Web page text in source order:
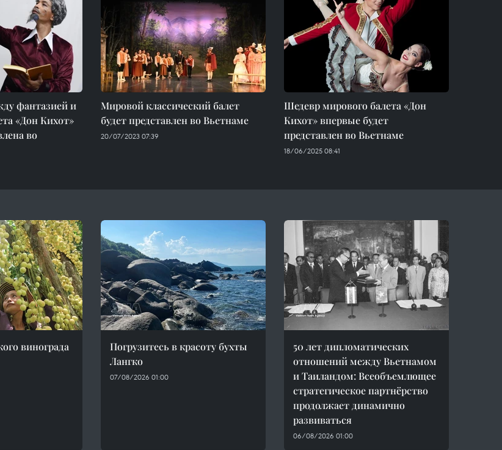
фантазией и
«Дон Кихот»
во
Мировой классический балет
будет представлен во Вьетнаме
20/07/2023 07:39
Шедевр мирового балета «Дон
Кихот» впервые будет
представлен во Вьетнаме
18/06/2025 08:41
винограда
Погрузитесь в красоту бухты
Лангко
07/08/2026 01:00
50 лет дипломатических
отношений между Вьетнамом
и Таиландом: Всеобъемлющее
стратегическое партнёрство
продолжает динамично
развиваться
06/08/2026 01:00